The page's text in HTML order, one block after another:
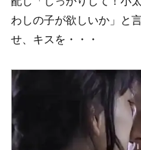
わしの子が欲しいか」と
せ、キスを・・・